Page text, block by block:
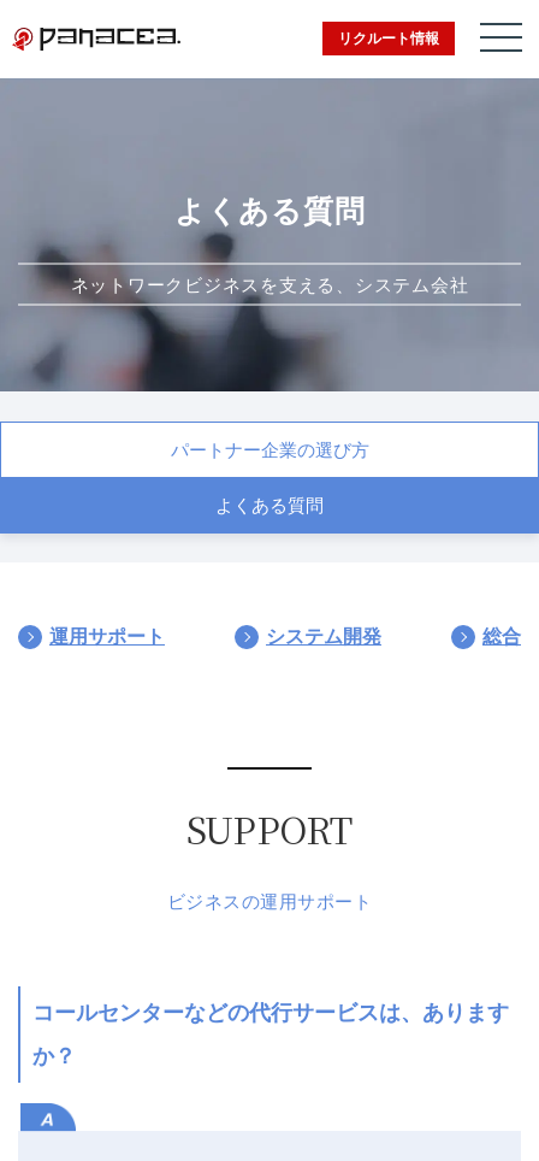
リクルート情報
よくある質問
ネットワークビジネスを支える、システム会社
パートナー企業の選び方
よくある質問
運用サポート システム開発 総合
SUPPORT
ビジネスの運用サポート
コールセンターなどの代行サービスは、あります
か？